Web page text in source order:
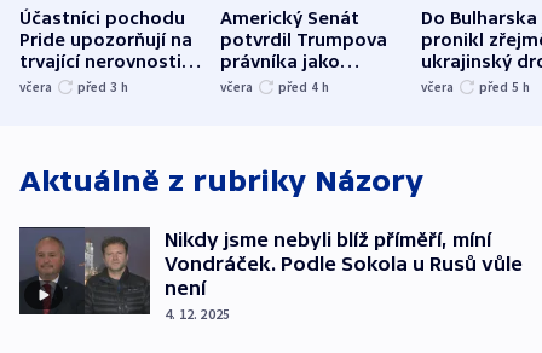
Účastníci pochodu
Pride upozorňují na
trvající nerovnosti i
společenskou
včera před 3 h
Americký Senát
potvrdil Trumpova
právníka jako
ministra
včera před 4 h
Do Bulharska
pronikl
ukrajinský
explodoval
včera před 5 h
Aktuálně z rubriky Názory
Nikdy jsme nebyli blíž příměří, míní
Vondráček. Podle Sokola u Rusů vůle
není
4. 12. 2025